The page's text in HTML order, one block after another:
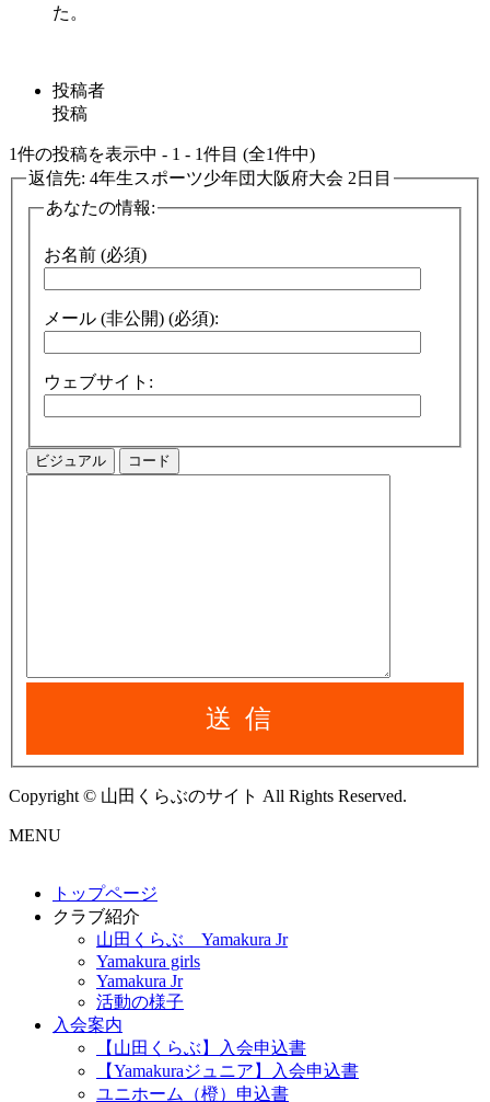
た。
投稿者
投稿
1件の投稿を表示中 - 1 - 1件目 (全1件中)
返信先: 4年生スポーツ少年団大阪府大会 2日目
あなたの情報:
お名前 (必須)
メール (非公開) (必須):
ウェブサイト:
ビジュアル コード
送信
Copyright © 山田くらぶのサイト All Rights Reserved.
MENU
トップページ
クラブ紹介
山田くらぶ Yamakura Jr
Yamakura girls
Yamakura Jr
活動の様子
入会案内
【山田くらぶ】入会申込書
【Yamakuraジュニア】入会申込書
ユニホーム（橙）申込書